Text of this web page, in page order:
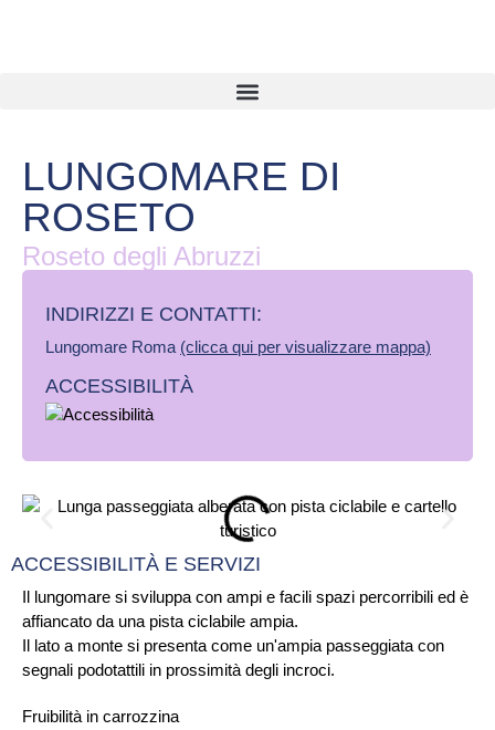
LUNGOMARE DI
ROSETO
Roseto degli Abruzzi
INDIRIZZI E CONTATTI:​
Lungomare Roma (clicca qui per visualizzare mappa)
ACCESSIBILITÀ
Il lungomare si sviluppa con ampi e facili spazi percorribili ed è
affiancato da una pista ciclabile ampia.
Il lato a monte si presenta come un'ampia passeggiata con
segnali podotattili in prossimità degli incroci.
Fruibilità in carrozzina
ACCESSIBILITÀ E SERVIZI